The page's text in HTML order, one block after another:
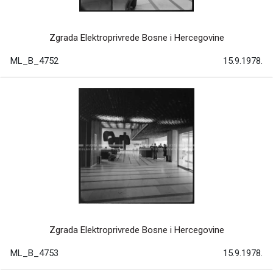
Zgrada Elektroprivrede Bosne i Hercegovine
ML_B_4752 15.9.1978.
Zgrada Elektroprivrede Bosne i Hercegovine
ML_B_4753 15.9.1978.